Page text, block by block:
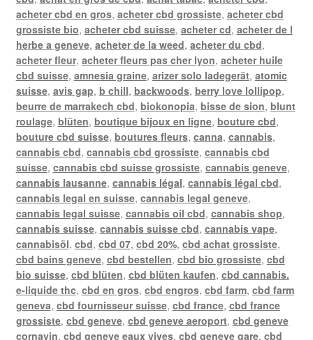
acheter cbd en gros, acheter cbd grossiste, acheter cbd
grossiste bio, acheter cbd suisse, acheter cd, acheter de l
herbe a geneve, acheter de la weed, acheter du cbd,
acheter fleur, acheter fleurs pas cher lyon, acheter huile
cbd suisse, amnesia graine, arizer solo ladegerät, atomic
suisse, avis gap, b chill, backwoods, berry love lollipop,
beurre de marrakech cbd, biokonopia, bisse de sion, blunt
roulage, blüten, boutique bijoux en ligne, bouture cbd,
bouture cbd suisse, boutures fleurs, canna, cannabis,
cannabis cbd, cannabis cbd grossiste, cannabis cbd
suisse, cannabis cbd suisse grossiste, cannabis geneve,
cannabis lausanne, cannabis légal, cannabis légal cbd,
cannabis legal en suisse, cannabis legal geneve,
cannabis legal suisse, cannabis oil cbd, cannabis shop,
cannabis suisse, cannabis suisse cbd, cannabis vape,
cannabisöl, cbd, cbd 07, cbd 20%, cbd achat grossiste,
cbd bains geneve, cbd bestellen, cbd bio grossiste, cbd
bio suisse, cbd blüten, cbd blüten kaufen, cbd cannabis.
e-liquide thc, cbd en gros, cbd engros, cbd farm, cbd farm
geneva, cbd fournisseur suisse, cbd france, cbd france
grossiste, cbd geneve, cbd geneve aeroport, cbd geneve
cornavin, cbd geneve eaux vives, cbd geneve gare, cbd